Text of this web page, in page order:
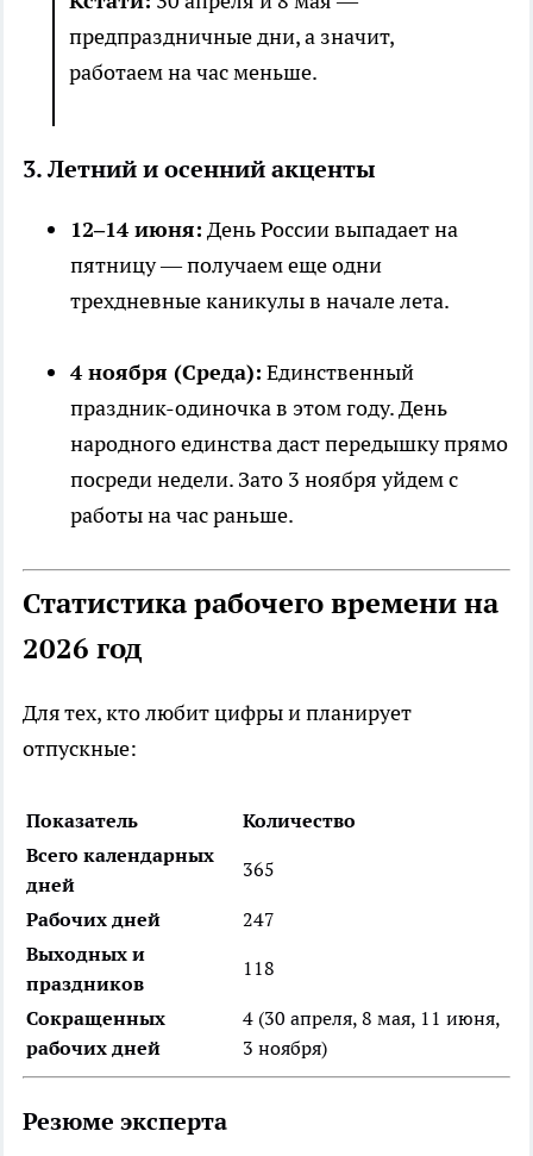
предпраздничные дни, а значит,
работаем на час меньше.
3. Летний и осенний акценты
12–14 июня: День России выпадает на
пятницу — получаем еще одни
трехдневные каникулы в начале лета.
4 ноября (Среда): Единственный
праздник-одиночка в этом году. День
народного единства даст передышку прямо
посреди недели. Зато 3 ноября уйдем с
работы на час раньше.
Статистика рабочего времени на
2026 год
Для тех, кто любит цифры и планирует
отпускные:
Показатель
Количество
Всего календарных
дней
365
Рабочих дней
247
Выходных и
праздников
118
Сокращенных
рабочих дней
4 (30 апреля, 8 мая, 11 июня,
3 ноября)
Резюме эксперта